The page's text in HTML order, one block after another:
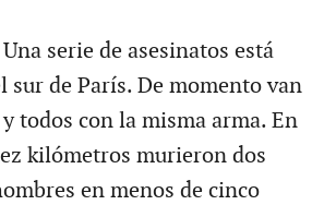
serie de asesinatos está
sur de París. De momento van
todos con la misma arma. En
kilómetros murieron dos
en menos de cinco